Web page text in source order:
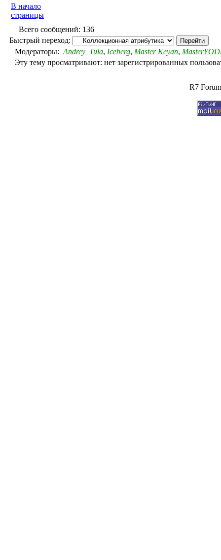
В начало
страницы
Всего сообщений: 136
Быстрый переход:
Модераторы: Andrey_Tula, Iceberg, Master Keyan,
Эту тему просматривают: нет зарегистрированных
R7